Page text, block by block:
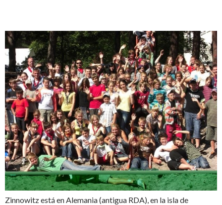
Zinnowitz está en Alemania (antigua RDA), en la isla de